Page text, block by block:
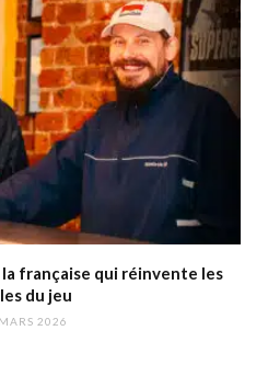
française qui réinvente les
du jeu
2026